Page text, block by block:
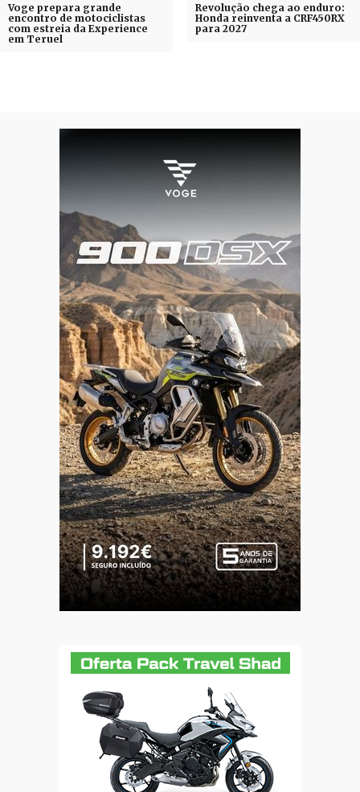
Voge prepara grande
encontro de motociclistas
com estreia da Experience
em Teruel
Revolução chega ao enduro:
Honda reinventa a CRF450RX
para 2027